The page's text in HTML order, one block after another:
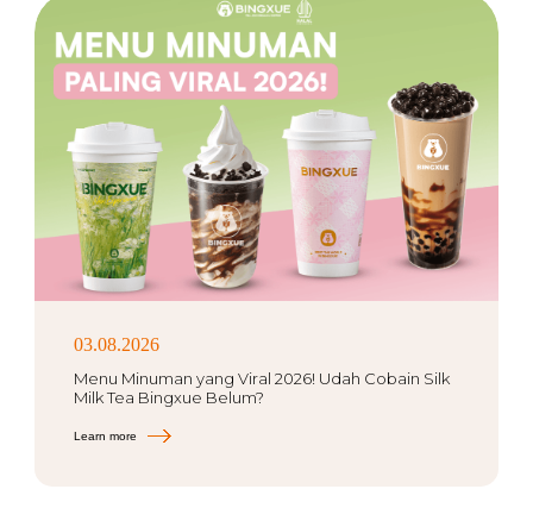
03.08.2026
Menu Minuman yang Viral 2026! Udah Cobain Silk
Milk Tea Bingxue Belum?
Learn more